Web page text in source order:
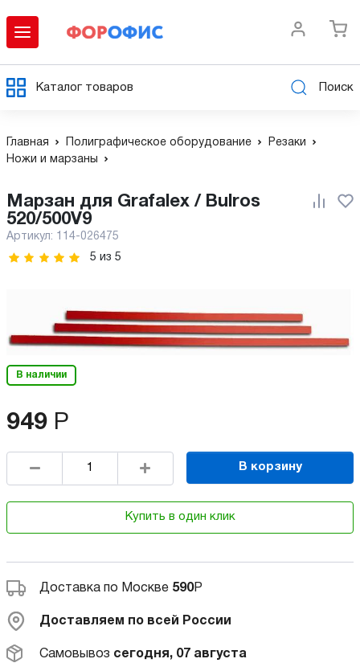
Каталог товаров Поиск
Главная Полиграфическое оборудование
Резаки
Ножи и марзаны
Марзан для Grafalex / Bulros
520/500V9
Артикул: 114-026475
5 из 5
В наличии
949 Р
В корзину
Купить в один клик
Доставка по Москве 590Р
Доставляем по всей России
Самовывоз сегодня, 07 августа